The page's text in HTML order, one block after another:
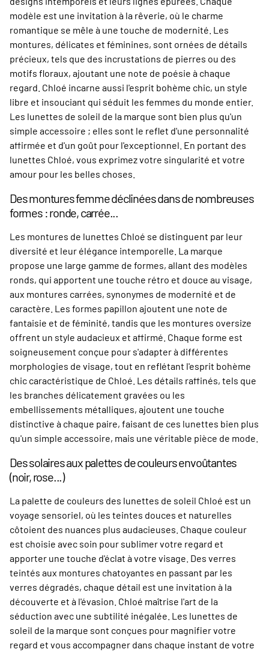
modèle est une invitation à la rêverie, où le charme
romantique se mêle à une touche de modernité. Les
montures, délicates et féminines, sont ornées de détails
précieux, tels que des incrustations de pierres ou des
motifs floraux, ajoutant une note de poésie à chaque
regard. Chloé incarne aussi l'esprit bohème chic, un style
libre et insouciant qui séduit les femmes du monde entier.
Les lunettes de soleil de la marque sont bien plus qu'un
simple accessoire ; elles sont le reflet d'une personnalité
affirmée et d'un goût pour l'exceptionnel. En portant des
lunettes Chloé, vous exprimez votre singularité et votre
amour pour les belles choses.
Des montures femme déclinées dans de nombreuses
formes : ronde, carrée...
Les montures de lunettes Chloé se distinguent par leur
diversité et leur élégance intemporelle. La marque
propose une large gamme de formes, allant des modèles
ronds, qui apportent une touche rétro et douce au visage,
aux montures carrées, synonymes de modernité et de
caractère. Les formes papillon ajoutent une note de
fantaisie et de féminité, tandis que les montures oversize
offrent un style audacieux et affirmé. Chaque forme est
soigneusement conçue pour s'adapter à différentes
morphologies de visage, tout en reflétant l'esprit bohème
chic caractéristique de Chloé. Les détails raffinés, tels que
les branches délicatement gravées ou les
embellissements métalliques, ajoutent une touche
distinctive à chaque paire, faisant de ces lunettes bien plus
qu'un simple accessoire, mais une véritable pièce de mode.
Des solaires aux palettes de couleurs envoûtantes
(noir, rose...)
La palette de couleurs des lunettes de soleil Chloé est un
voyage sensoriel, où les teintes douces et naturelles
côtoient des nuances plus audacieuses. Chaque couleur
est choisie avec soin pour sublimer votre regard et
apporter une touche d'éclat à votre visage. Des verres
teintés aux montures chatoyantes en passant par les
verres dégradés, chaque détail est une invitation à la
découverte et à l'évasion. Chloé maîtrise l'art de la
séduction avec une subtilité inégalée. Les lunettes de
soleil de la marque sont conçues pour magnifier votre
regard et vous accompagner dans chaque instant de votre